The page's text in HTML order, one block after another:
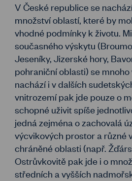
V České republice se
množství oblastí, které by
vhodné podmínky k životu.
současného výskytu
Jeseníky, Jizerské hory,
pohraniční oblasti) se
nachází i v dalších
vnitrozemí pak jde pouze o
schopné uživit spíše
jedná zejména o zachovalá
výcvikových prostor a různé
chráněné oblasti (např.
Ostrůvkovitě pak jde i o
středních a vyšších